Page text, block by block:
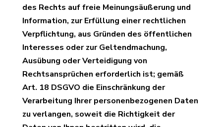
des Rechts auf freie Meinungsäußerung und
Information, zur Erfüllung einer rechtlichen
Verpflichtung, aus Gründen des öffentlichen
Interesses oder zur Geltendmachung,
Ausübung oder Verteidigung von
Rechtsansprüchen erforderlich ist; gemäß
Art. 18 DSGVO die Einschränkung der
Verarbeitung Ihrer personenbezogenen Daten
zu verlangen, soweit die Richtigkeit der